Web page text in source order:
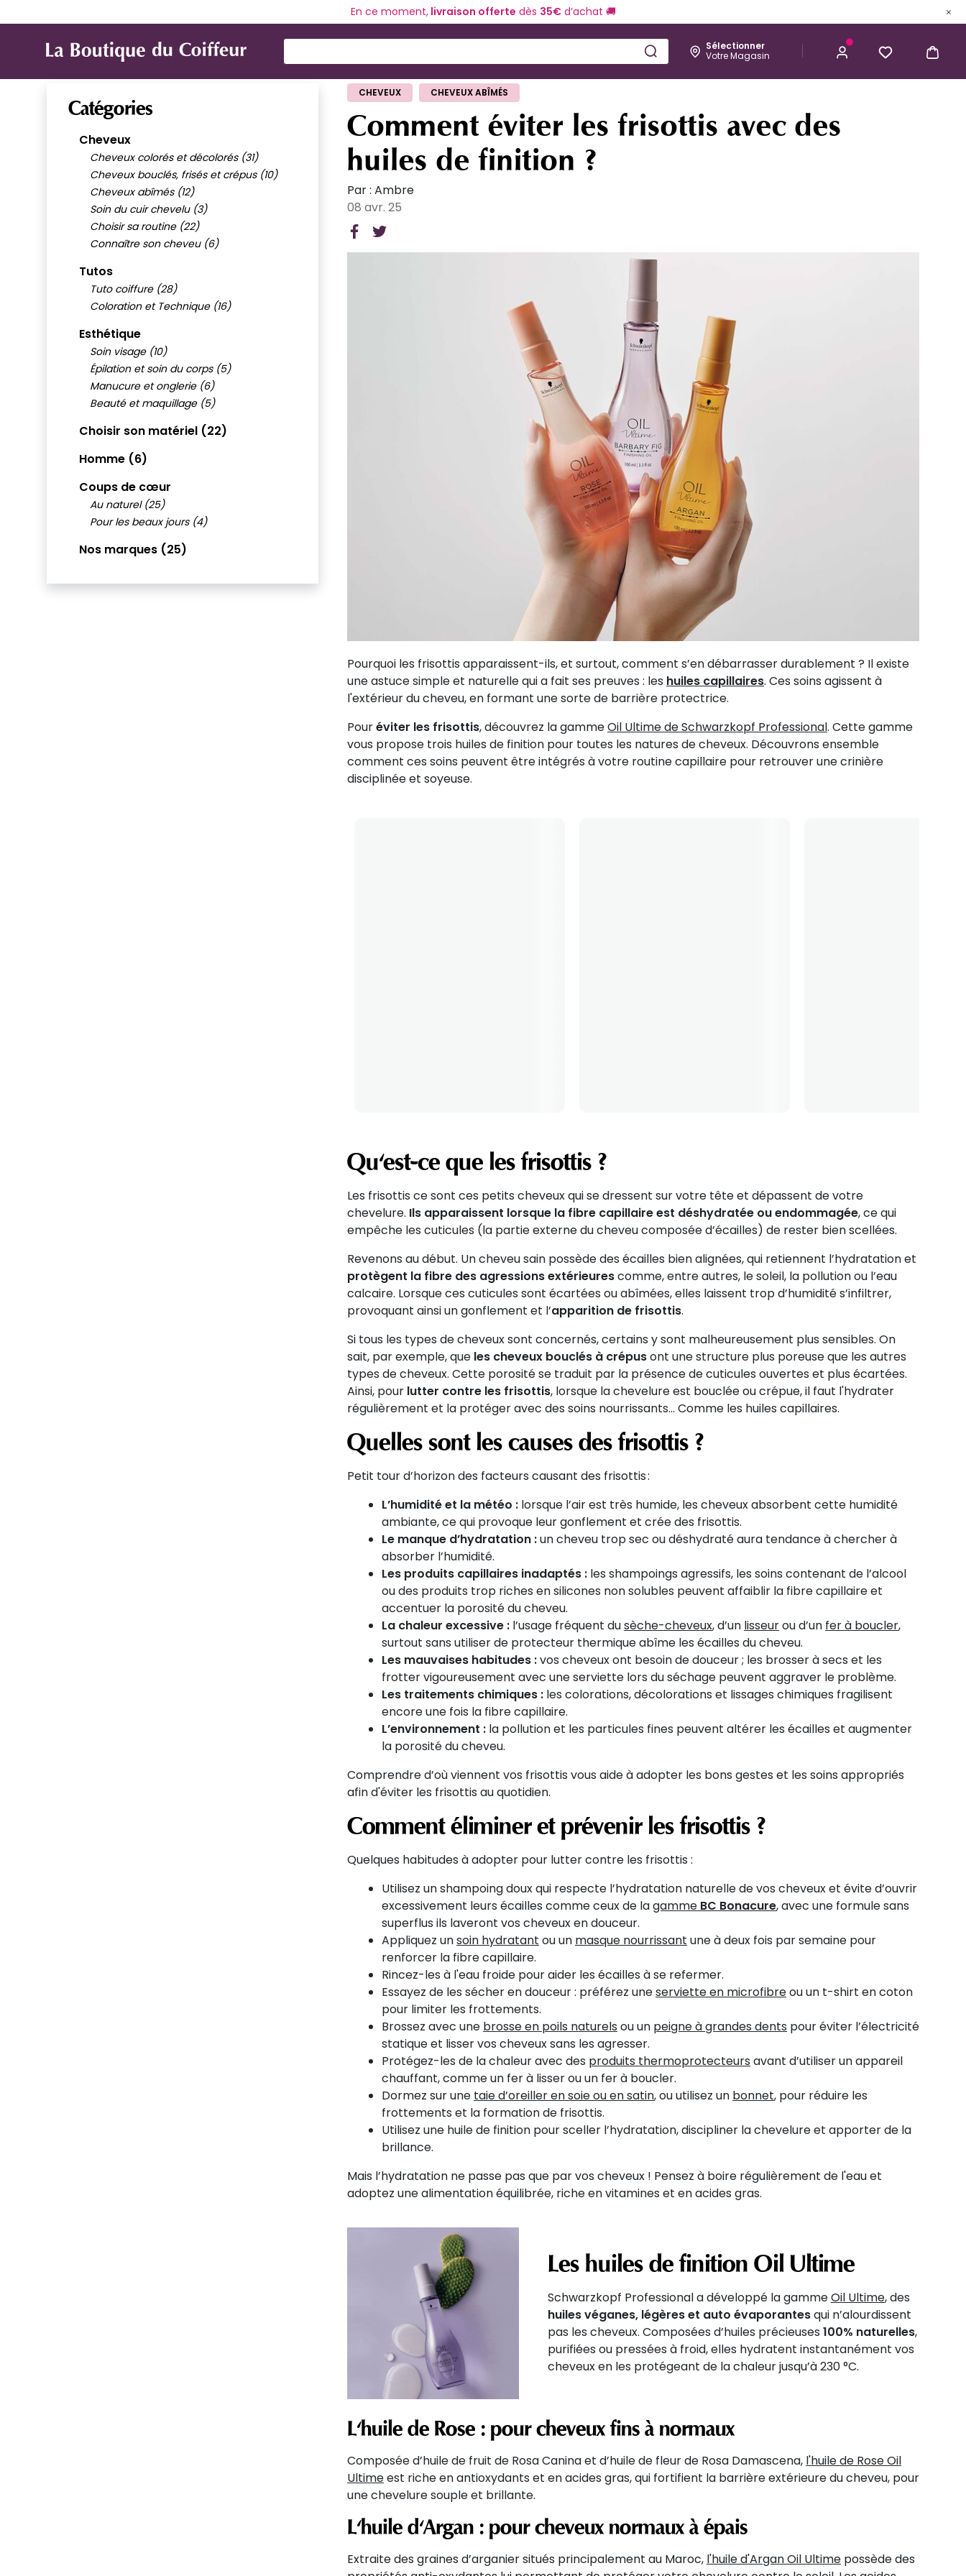
En ce moment,livraison offerte dès 35€d’achat 🚚
Sélectionner
Votre Magasin
Marques Produit de coiffure Esthétique Homme Kérastase
Catégories
Cheveux
Cheveux colorés et décolorés (31)
Cheveux bouclés, frisés et crépus (10)
Cheveux abîmés (12)
Soin du cuir chevelu (3)
Choisir sa routine (22)
Connaître son cheveu (6)
Tutos
Tuto coiffure (28)
Coloration et Technique (16)
Esthétique
Soin visage (10)
Épilation et soin du corps (5)
Manucure et onglerie (6)
Beauté et maquillage (5)
Choisir son matériel (22)
Homme (6)
Coups de cœur
Au naturel (25)
Pour les beaux jours (4)
Nos marques (25)
CHEVEUX CHEVEUX ABÎMÉS
Comment éviter les frisottis avec des
huiles de finition ?
Par : Ambre
08 avr. 25
Pourquoi les frisottis apparaissent-ils, et surtout, comment s’en débarrasser durablement ? Il existe
une astuce simple et naturelle qui a fait ses preuves : les huiles capillaires. Ces soins agissent à
l'extérieur du cheveu, en formant une sorte de barrière protectrice.
Pouréviter les frisottis, découvrez la gammeOil Ultime de Schwarzkopf Professional. Cette gamme
vous propose trois huiles de finition pour toutes les natures de cheveux. Découvrons ensemble
comment ces soins peuvent être intégrés à votre routine capillaire pour retrouver une crinière
disciplinée et soyeuse.
Qu'est-ce que les frisottis ?
Les frisottis ce sont ces petits cheveux qui se dressent sur votre tête et dépassent de votre
chevelure. Ils apparaissent lorsque la fibre capillaire est déshydratée ou endommagée, ce qui
empêche les cuticules (la partie externe du cheveu composée d’écailles) de rester bien scellées.
Revenons au début. Un cheveu sain possède des écailles bien alignées, qui retiennent l’hydratation et
protègent la fibre des agressions extérieurescomme, entre autres, le soleil, la pollution ou l’eau
calcaire. Lorsque ces cuticules sont écartées ou abîmées, elles laissent trop d’humidité s’infiltrer,
provoquant ainsi un gonflement et l’apparition de frisottis.
Si tous les types de cheveux sont concernés, certains y sont malheureusement plus sensibles. On
sait, par exemple, que les cheveux bouclés à crépusont une structure plus poreuse que les autres
types de cheveux. Cette porosité se traduit par la présence de cuticules ouvertes et plus écartées.
Ainsi, pour lutter contre les frisottis, lorsque la chevelure est bouclée ou crépue, il faut l'hydrater
régulièrement et la protéger avec des soins nourrissants… Comme les huiles capillaires.
Quelles sont les causes des frisottis ?
Petit tour d’horizon des facteurs causant des frisottis :
L’humidité et la météo :lorsque l’air est très humide, les cheveux absorbent cette humidité
ambiante, ce qui provoque leur gonflement et crée des frisottis.
Le manque d’hydratation :un cheveu trop sec ou déshydraté aura tendance à chercher à
absorber l’humidité.
Les produits capillaires inadaptés :les shampoings agressifs, les soins contenant de l’alcool
ou des produits trop riches en silicones non solubles peuvent affaiblir la fibre capillaire et
accentuer la porosité du cheveu.
La chaleur excessive :l’usage fréquent dusèche-cheveux, d’un lisseurou d’un fer à boucler,
surtout sans utiliser de protecteur thermique abîme les écailles du cheveu.
Les mauvaises habitudes :vos cheveux ont besoin de douceur ; les brosser à secs et les
frotter vigoureusement avec une serviette lors du séchage peuvent aggraver le problème.
Les traitements chimiques :les colorations, décolorations et lissages chimiques fragilisent
encore une fois la fibre capillaire.
L’environnement :la pollution et les particules fines peuvent altérer les écailles et augmenter
la porosité du cheveu.
Comprendre d’où viennent vos frisottis vous aide à adopter les bons gestes et les soins appropriés
afin d'éviter les frisottis au quotidien.
Comment éliminer et prévenir les frisottis ?
Quelques habitudes à adopter pour lutter contre les frisottis :
Utilisez un shampoing doux qui respecte l’hydratation naturelle de vos cheveux et évite d’ouvrir
excessivement leurs écailles comme ceux de lagamme BC Bonacure, avec une formule sans
superflus ils laveront vos cheveux en douceur.
Appliquez unsoin hydratant ou un masque nourrissant une à deux fois par semaine pour
renforcer la fibre capillaire.
Rincez-les à l'eau froide pour aider les écailles à se refermer.
Essayez de les sécher en douceur : préférez uneserviette en microfibreou un t-shirt en coton
pour limiter les frottements.
Brossez avec une brosse en poils naturels ou un peigne à grandes dents pour éviter l’électricité
statique et lisser vos cheveux sans les agresser.
Protégez-les de la chaleur avec des produits thermoprotecteurs avant d’utiliser un appareil
chauffant, comme un fer à lisser ou un fer à boucler.
Dormez sur une taie d’oreiller en soie ou en satin, ou utilisez un bonnet, pour réduire les
frottements et la formation de frisottis.
Utilisez une huile de finition pour sceller l’hydratation, discipliner la chevelure et apporter de la
brillance.
Mais l’hydratation ne passe pas que par vos cheveux ! Pensez à boire régulièrement de l'eau et
adoptez une alimentation équilibrée, riche en vitamines et en acides gras.
Les huiles de finition Oil Ultime
Schwarzkopf Professional a développé la gammeOil Ultime, des
huiles véganes, légères et auto évaporantesqui n’alourdissent
pas les cheveux. Composées d’huiles précieuses 100% naturelles,
purifiées ou pressées à froid, elles hydratent instantanément vos
cheveux en les protégeant de la chaleur jusqu’à 230 °C.
L'huile de Rose : pour cheveux fins à normaux
Composée d’huile de fruit de Rosa Canina et d’huile de fleur de Rosa Damascena, l'huile de Rose Oil
Ultimeest riche en antioxydants et en acides gras, qui fortifient la barrière extérieure du cheveu, pour
une chevelure souple et brillante.
L'huile d'Argan : pour cheveux normaux à épais
Extraite des graines d’arganier situés principalement au Maroc, l'huile d'Argan Oil Ultimepossède des